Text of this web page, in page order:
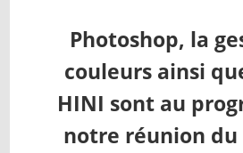
Photoshop, la
couleurs ainsi
HINI sont au
notre réunion